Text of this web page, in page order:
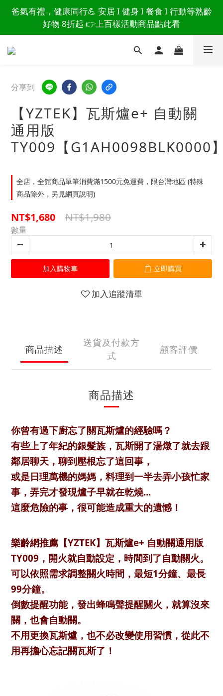
讀懂爸爸總說「不用買」的堅強 👉 3大生活貼心巧
思，找回他的生活主導權
爸氣有禮，健康同行💪 安居 I 健身 I 餐食 I 行動等熟齡
好物 8折起 👉上百樣活動商品點此看
讀懂爸爸總說「不用買」的堅強 👉 3大生活貼心巧
思，找回他的生活主導權
分享到
【YZTEK】瓦斯爐e+ 自動關
通用版
TY009【G1AH0098BLK0000
全店，全館商品單筆消費滿1500元免運費，限台灣地區 (特殊
商品除外，另見網頁說明)
NT$1,680 NT$1,980
數量
加入購物車 立即購買
加入追蹤清單
商品描述
送貨及付款方
式
顧客評價
商品描述
你曾有過下廚忘了關瓦斯爐的經驗嗎？
有些上了年紀的銀髮族，瓦斯開了湯燉了就去跟
鄰居聊天，聊到壓根忘了這回事，
或是日理萬機的媽媽，料理到一半去弄小孩忙家
事，弄完才發現爐子早就在乾燒...
這麼危險的事，很可能造成重大的遺憾！
樂齡網推薦【YZTEK】瓦斯爐e+ 自動關通用版
TY009，開火就自動設定，時間到了自動關火。
可以依照需求調整關火時間，最短1分鐘、最長
99分鐘。
倒數提醒功能，發出蜂鳴聲提醒關火，就算沒來
關，也會自動關。
不用更換瓦斯爐，也不必改變使用習慣，從此不
用再擔心忘記關瓦斯了！